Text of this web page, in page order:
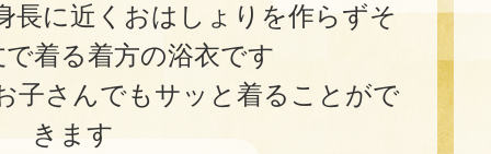
長に近くおはしょりを作らずそ
着る着方の浴衣です
子さんでもサッと着ることがで
きます